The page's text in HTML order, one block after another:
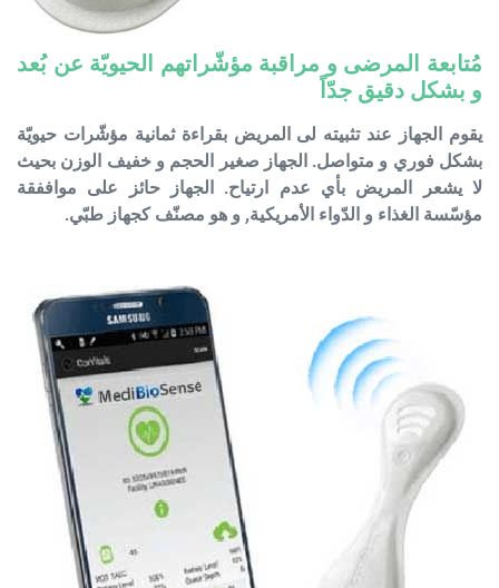
مُتابعة المرضى و مراقبة مؤشّراتهم الحيويّة عن بُعد
و بشكل دقيق جدّاً
يقوم الجهاز عند تثبيته لى المريض بقراءة ثمانية مؤشّرات حيويّة
بشكل فوري و متواصل. الجهاز صغير الحجم و خفيف الوزن بحيث
لا يشعر المريض بأي عدم ارتياح. الجهاز حائز على مواففقة
مؤسّسة الغذاء و الدّواء الأمريكية, و هو مصنّف كجهاز طبّي.